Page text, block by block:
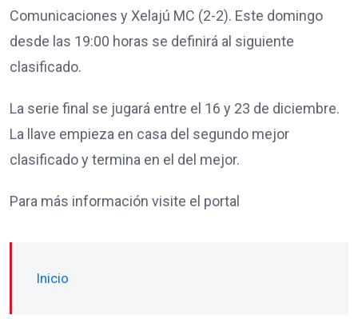
Comunicaciones y Xelajú MC (2-2). Este domingo
desde las 19:00 horas se definirá al siguiente
clasificado.
La serie final se jugará entre el 16 y 23 de diciembre.
La llave empieza en casa del segundo mejor
clasificado y termina en el del mejor.
Para más información visite el portal
Inicio